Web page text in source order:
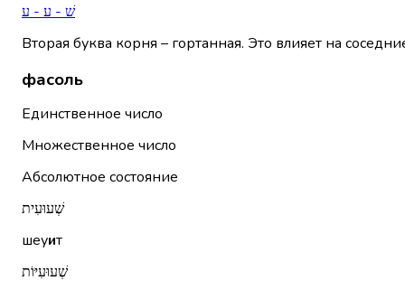
שׁ - ע - ע
Вторая буква корня – гортанная. Это влияет на
фасоль
Единственное число
Множественное число
Абсолютное состояние
שְׁעוּעִית
шеуит
שְׁעוּעִיּוֹת